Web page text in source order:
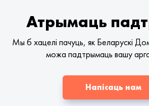
Атрымаць
Мы б хацелі пачуць, як Беларускі
можа падтрымаць вашу
Напісаць нам